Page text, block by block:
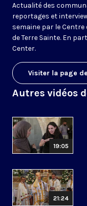
Actualité des
reportages et
semaine par le
de Terre Sainte. En
Center.
Visiter la page
Autres vidéos
19:05
21:24